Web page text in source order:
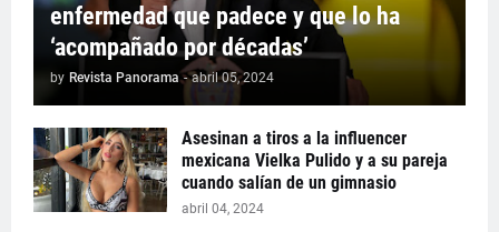
enfermedad que padece y que lo ha
‘acompañado por décadas’
by Revista Panorama - abril 05, 2024
Asesinan a tiros a la influencer
mexicana Vielka Pulido y a su pareja
cuando salían de un gimnasio
abril 04, 2024